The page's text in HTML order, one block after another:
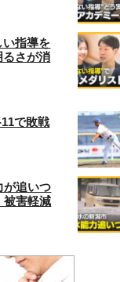
い指導を
るさが消
で敗戦
が追いつ
害軽減